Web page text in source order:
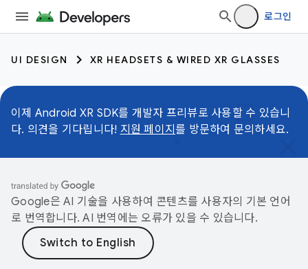
로그인
UI DESIGN XR HEADSETS & WIRED XR GLASSES
이제 Android XR SDK를 개발자 프리뷰로 사용할 수 있습니
다. 의견을 기다립니다! 지원 페이지 를 방문하여 문의하세요.
Google은 AI 기술을 사용하여 콘텐츠를 사용자의 기본 언어
로 번역합니다. AI 번역에는 오류가 있을 수 있습니다.